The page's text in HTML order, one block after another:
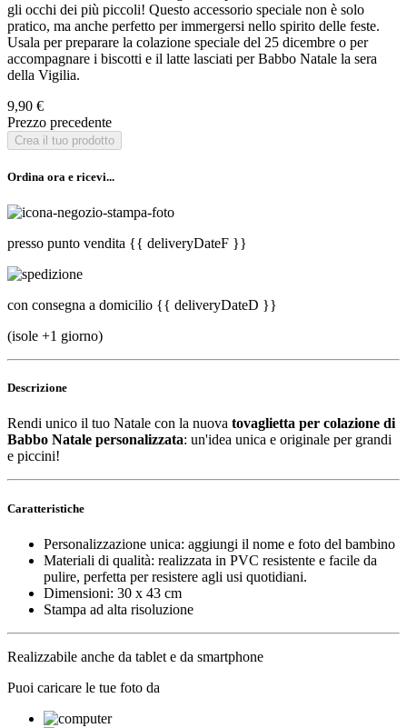
gli occhi dei più piccoli! Questo accessorio speciale non è solo
pratico, ma anche perfetto per immergersi nello spirito delle feste.
Usala per preparare la colazione speciale del 25 dicembre o per
accompagnare i biscotti e il latte lasciati per Babbo Natale la sera
della Vigilia.
9,90 €
Prezzo precedente
Crea il tuo prodotto
Ordina ora e ricevi...
presso punto vendita {{ deliveryDateF }}
con consegna a domicilio {{ deliveryDateD }}
(isole +1 giorno)
Descrizione
Rendi unico il tuo Natale con la nuova tovaglietta per colazione di
Babbo Natale personalizzata: un'idea unica e originale per grandi
e piccini!
Caratteristiche
Personalizzazione unica: aggiungi il nome e foto del bambino
Materiali di qualità: realizzata in PVC resistente e facile da
pulire, perfetta per resistere agli usi quotidiani.
Dimensioni: 30 x 43 cm
Stampa ad alta risoluzione
Realizzabile anche da tablet e da smartphone
Puoi caricare le tue foto da